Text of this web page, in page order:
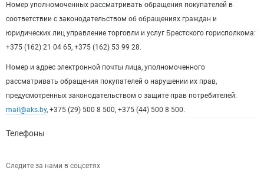
Номер уполномоченных рассматривать обращения покупателей в
соответствии с законодательством об обращениях граждан и
юридических лиц управление торговли и услуг Брестского горисполкома:
+375 (162) 21 04 65, +375 (162) 53 99 28.
Номер и адрес электронной почты лица, уполномоченного
рассматривать обращения покупателей о нарушении их прав,
предусмотренных законодательством о защите прав потребителей:
mail@aks.by, +375 (29) 500 8 500, +375 (44) 500 8 500.
Телефоны
Следите за нами в соцсетях